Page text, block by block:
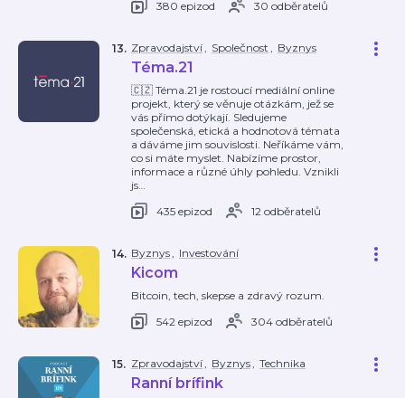
380 epizod 30 odběratelů
Zpravodajství, Společnost , Byznys
Téma.21
🇨🇿 Téma.21 je rostoucí mediální online
projekt, který se věnuje otázkám, jež se
vás přímo dotýkají. Sledujeme
společenská, etická a hodnotová témata
a dáváme jim souvislosti. Neříkáme vám,
co si máte myslet. Nabízíme prostor,
informace a různé úhly pohledu. Vznikli
js…
435 epizod
12 odběratelů
13.
Byznys, Investování
Kicom
Bitcoin, tech, skepse a zdravý rozum.
542 epizod
304 odběratelů
14.
Zpravodajství, Byznys, Technika
Ranní brífink
15.